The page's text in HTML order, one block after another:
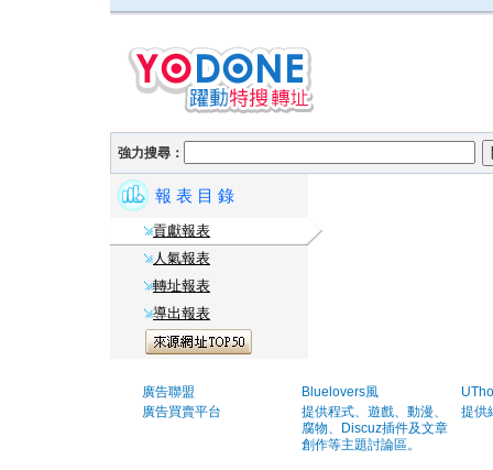
強力搜尋：
報 表 目 錄
貢獻報表
人氣報表
轉址報表
導出報表
廣告聯盟
廣告買賣平台
Bluelovers風
提供程式、遊戲、動漫、
腐物、Discuz插件及文章
創作等主題討論區。
提供